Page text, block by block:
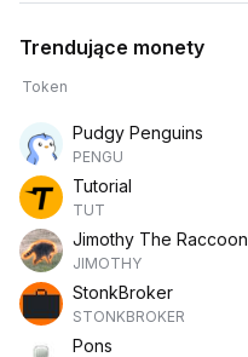
Trendujące monety
Token
Pudgy Penguins
PENGU
Tutorial
TUT
Jimothy The Raccoon
JIMOTHY
StonkBroker
STONKBROKER
Pons